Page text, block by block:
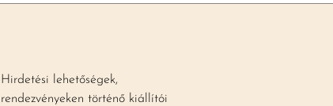
Hirdetési lehetőségek,
rendezvényeken történő kiállítói